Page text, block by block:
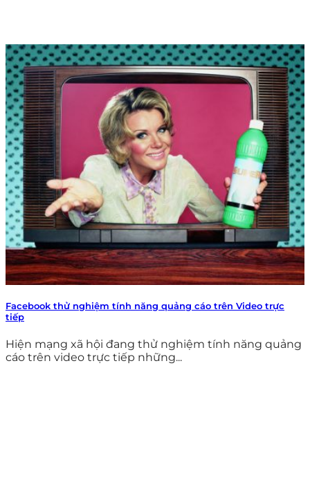
Facebook thử nghiệm tính năng quảng cáo trên Video trực
tiếp
Hiện mạng xã hội đang thử nghiệm tính năng quảng
cáo trên video trực tiếp những...